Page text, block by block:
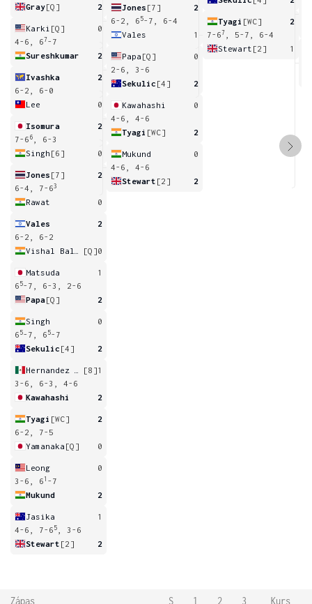
Gray[Q] 2
Karki [Q]
0
4-6, 67-7
Sureshkumar
2
Ivashka
2
6-2, 6-0
Lee
0
Isomura
2
7-6 6
, 6-3
Singh [6] 0
Jones [7]
2
6-4, 7-63
Rawat 0
Vales
2
6-2, 6-2
[Q]0
Matsuda
1
6 5-7, 6-3, 2-6
Papa[Q] 2
Singh
0
6 5-7, 6 5-7
Sekulic [4] 2
[8]1
3-6, 6-3, 4-6
Kawahashi
2
Tyagi [WC]
2
6-2, 7-5
Yamanaka [Q] 0
Leong
0
3-6, 6 1 -7
Mukund
2
Jasika
1
4-6, 7-6 5
, 3-6
Stewart [2] 2
Jones [7]
2
6-2, 6 5-7, 6-4
Vales
1
Papa [Q]
0
2-6, 3-6
Sekulic [4] 2
Kawahashi
0
4-6, 4-6
Tyagi [WC] 2
Mukund
0
4-6, 4-6
Stewart [2] 2
Tyagi [WC]
2
7-67
, 5-7, 6-4
Stewart [2] 1
Zápas S 1 2 3
Kurs